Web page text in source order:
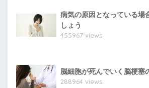
病気の原因となっている場
しょう
455967 views
脳細胞が死んでいく脳梗塞
288964 views